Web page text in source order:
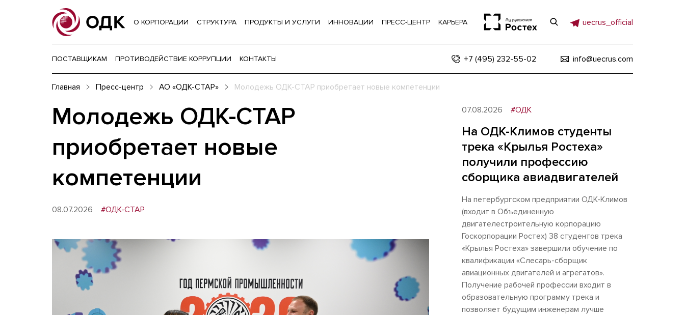
О КОРПОРАЦИИ СТРУКТУРА ПРОДУКТЫ И УСЛУГИ ИННОВАЦИИ ПРЕСС-ЦЕНТР КАРЬЕРА uecrus_official
ПОСТАВЩИКАМ ПРОТИВОДЕЙСТВИЕ КОРРУПЦИИ КОНТАКТЫ +7 (495) 232-55-02 info@uecrus.com
Главная Пресс-центр АО «ОДК-СТАР» Молодежь ОДК-СТАР приобретает новые компетенции
Молодежь ОДК-СТАР
приобретает новые
компетенции
08.07.2026 #ОДК-СТАР
07.08.2026 #ОДК
На ОДК-Климов студенты
трека «Крылья Ростеха»
получили профессию
сборщика авиадвигателей
На петербургском предприятии ОДК-Климов
(входит в Объединенную
двигателестроительную корпорацию
Госкорпорации Ростех) 38 студентов трека
«Крылья Ростеха» завершили обучение по
квалификации «Слесарь-сборщик
авиационных двигателей и агрегатов».
Получение рабочей профессии входит в
образовательную программу трека и
позволяет будущим инженерам лучше